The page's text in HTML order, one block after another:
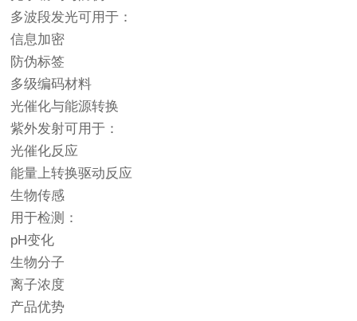
多波段发光可用于：
信息加密
防伪标签
多级编码材料
光催化与能源转换
紫外发射可用于：
光催化反应
能量上转换驱动反应
生物传感
用于检测：
pH变化
生物分子
离子浓度
产品优势